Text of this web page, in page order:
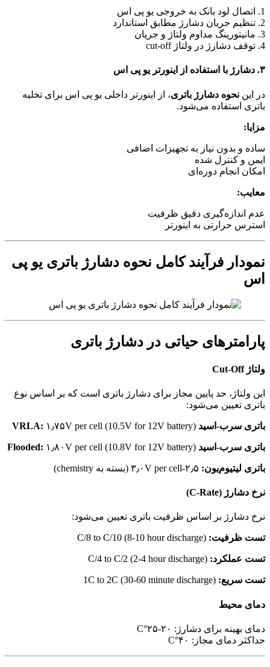
1. اتصال لود بانک به خروجی یو پی اس
2. تنظیم جریان دشارژ مطابق استاندارد
3. مانیتورینگ مداوم ولتاژ و جریان
4. توقف دشارژ در ولتاژ cut-off
۳. دشارژ با استفاده از اینورتر یو پی اس
در این نحوه دشارژ باتری، از اینورتر داخلی یو پی اس برای تخلیه
باتری استفاده می‌شود.
مزایا:
ساده و بدون نیاز به تجهیزات اضافی
ایمن و کنترل شده
امکان انجام دوره‌ای
معایب:
عدم اندازه‌گیری دقیق ظرفیت
استرس حرارتی به اینورتر
نمودار فرآیند کامل نحوه دشارژ باتری یو پی
اس
پارامترهای حیاتی در دشارژ باتری
ولتاژ Cut-Off
این ولتاژ، حد پایین مجاز برای دشارژ باتری است که بر اساس نوع
باتری تعیین می‌شود:
باتری سرب-اسید VRLA: ۱٫۷۵V per cell (10.5V for 12V battery)
باتری سرب-اسید Flooded: ۱٫۸۰V per cell (10.8V for 12V battery)
باتری لیتیوم‌یون:
نرخ دشارژ (C-Rate)
نرخ دشارژ بر اساس ظرفیت باتری تعیین می‌شود:
تست ظرفیت:
تست عملکرد:
تست سریع:
دمای محیط
دمای بهینه برای دشارژ: ۲۰-۲۵°C
حداکثر دمای مجاز: ۴۰°C